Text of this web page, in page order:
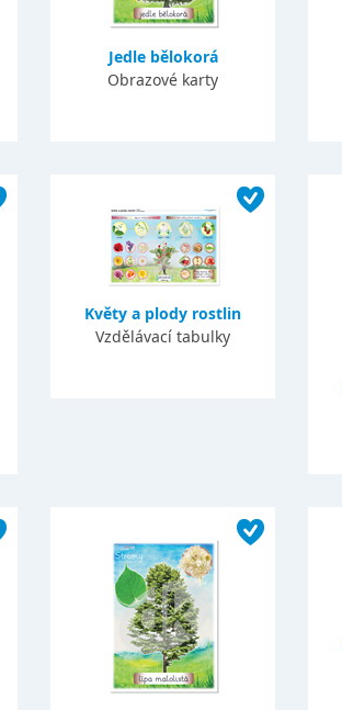
Jedle bělokorá
Obrazové karty
Květy a plody rostlin
Vzdělávací tabulky